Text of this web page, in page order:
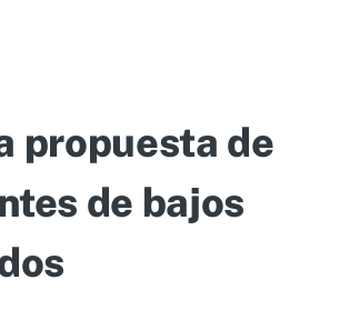
propuesta de
de bajos